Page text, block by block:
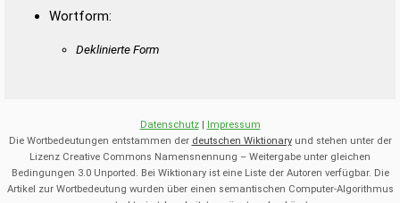
Wortform:
Deklinierte Form
Datenschutz| Impressum
Die Wortbedeutungen entstammen der deutschen Wiktionaryund stehen unter der
Lizenz Creative Commons Namensnennung – Weitergabe unter gleichen
Bedingungen 3.0 Unported. Bei Wiktionary ist eine Liste der Autoren verfügbar. Die
Artikel zur Wortbedeutung wurden über einen semantischen Computer-Algorithmus